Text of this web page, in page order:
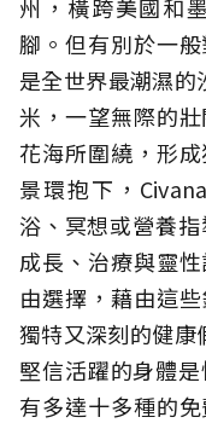
州，橫跨美國和
腳。但有別於一
是全世界最潮濕
米，一望無際的
花海所圍繞，形
景環抱下，
浴、冥想或營養
成長、治療與靈
由選擇，藉由這
獨特又深刻的健康
堅信活躍的身體
有多達十多種的